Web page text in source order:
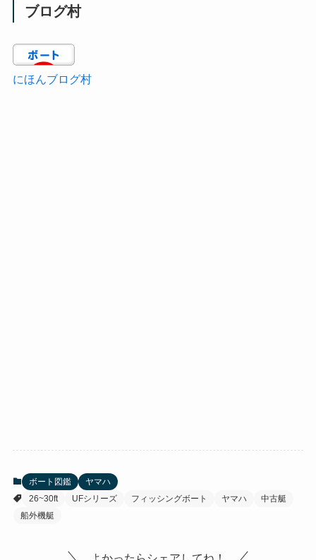
ブログ村
にほんブログ村
ボート図鑑
ヤマハ
26~30ft
UFシリーズ フィッシングボート ヤマハ
中古艇
船外機艇